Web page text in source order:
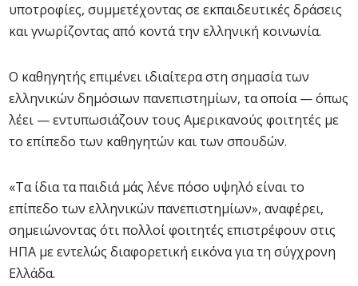
υποτροφίες, συμμετέχοντας σε εκπαιδευτικές δράσεις
και γνωρίζοντας από κοντά την ελληνική κοινωνία.
Ο καθηγητής επιμένει ιδιαίτερα στη σημασία των
ελληνικών δημόσιων πανεπιστημίων, τα οποία — όπως
λέει — εντυπωσιάζουν τους Αμερικανούς φοιτητές με
το επίπεδο των καθηγητών και των σπουδών.
«Τα ίδια τα παιδιά μάς λένε πόσο υψηλό είναι το
επίπεδο των ελληνικών πανεπιστημίων», αναφέρει,
σημειώνοντας ότι πολλοί φοιτητές επιστρέφουν στις
ΗΠΑ με εντελώς διαφορετική εικόνα για τη σύγχρονη
Ελλάδα.